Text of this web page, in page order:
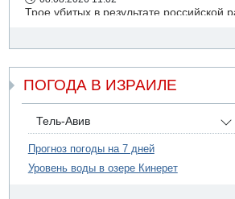
Трое убитых в результате российской
07.08.2026 20:43
07.08.2026 20:41
Ynet: "Хизбалла" запустила БПЛА со
07.08.2026 19:16
ДТП в Ашдоде: тяжело ранены двое
07.08.2026 19:14
ПОГОДА В ИЗРАИЛЕ
Тель-Авив
Прогноз погоды на 7 дней
Уровень воды в озере Кинерет